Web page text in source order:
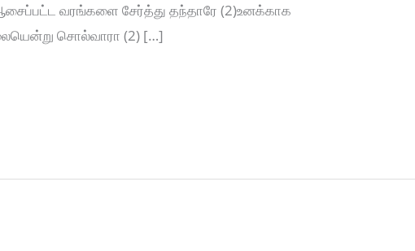
வரங்களை சேர்த்து தந்தாரே (2)உனக்காக
சொல்வாரா (2) […]